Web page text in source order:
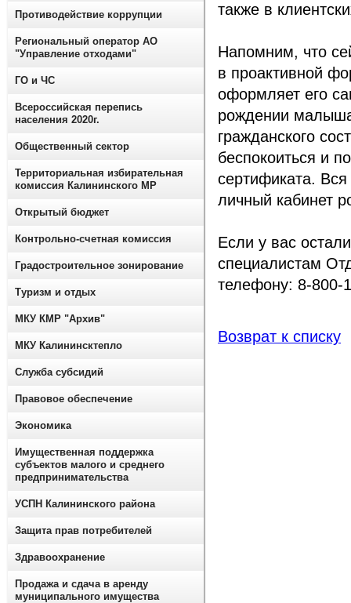
также в
Напомним, что
в проактивной
оформляет его
рождении малыша
гражданского
беспокоиться и
сертификата.
личный кабинет
Если у вас
специалистам
телефону: 8-800-
Возврат к списку
Противодействие коррупции
Региональный оператор АО
"Управление отходами"
ГО и ЧС
Всероссийская перепись
населения 2020г.
Общественный сектор
Территориальная избирательная
комиссия Калининского МР
Открытый бюджет
Контрольно-счетная комиссия
Градостроительное зонирование
Туризм и отдых
МКУ КМР "Архив"
МКУ Калининсктепло
Служба субсидий
Правовое обеспечение
Экономика
Имущественная поддержка
субъектов малого и среднего
предпринимательства
УСПН Калининского района
Защита прав потребителей
Здравоохранение
Продажа и сдача в аренду
муниципального имущества